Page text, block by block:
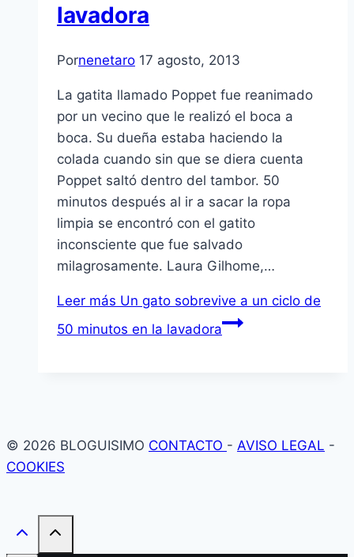
lavadora
Pornenetaro 17 agosto, 2013
La gatita llamado Poppet fue reanimado
por un vecino que le realizó el boca a
boca. Su dueña estaba haciendo la
colada cuando sin que se diera cuenta
Poppet saltó dentro del tambor. 50
minutos después al ir a sacar la ropa
limpia se encontró con el gatito
inconsciente que fue salvado
milagrosamente. Laura Gilhome,…
Leer más Un gato sobrevive a un ciclo de
50 minutos en la lavadora
© 2026 BLOGUISIMO CONTACTO - AVISO LEGAL -
COOKIES